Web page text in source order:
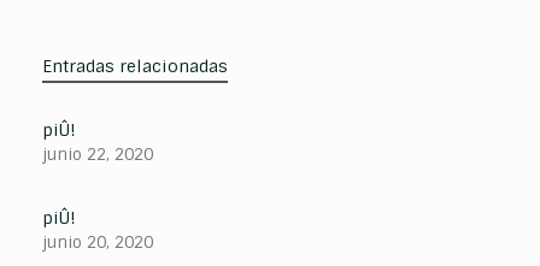
Entradas relacionadas
piÛ!
junio 22, 2020
piÛ!
junio 20, 2020